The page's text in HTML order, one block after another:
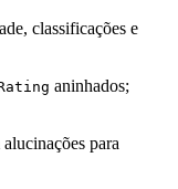
classificações e
aninhados;
para